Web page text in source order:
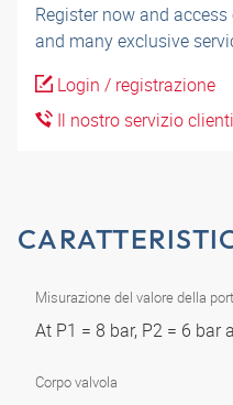
Register now and
and many exclusive
Login / registrazione
Il nostro servizio
Misurazione del valore della
At P1 = 8 bar, P2 = 6
Corpo valvola